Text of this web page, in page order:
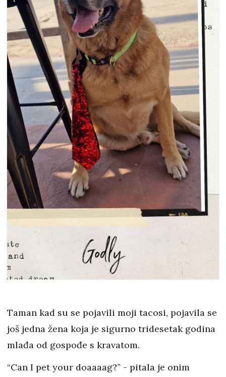
Taman kad su se pojavili moji tacosi, pojavila se
još jedna žena koja je sigurno tridesetak godina
mlađa od gospođe s kravatom.
“Can I pet your doaaaag?” - pitala je onim